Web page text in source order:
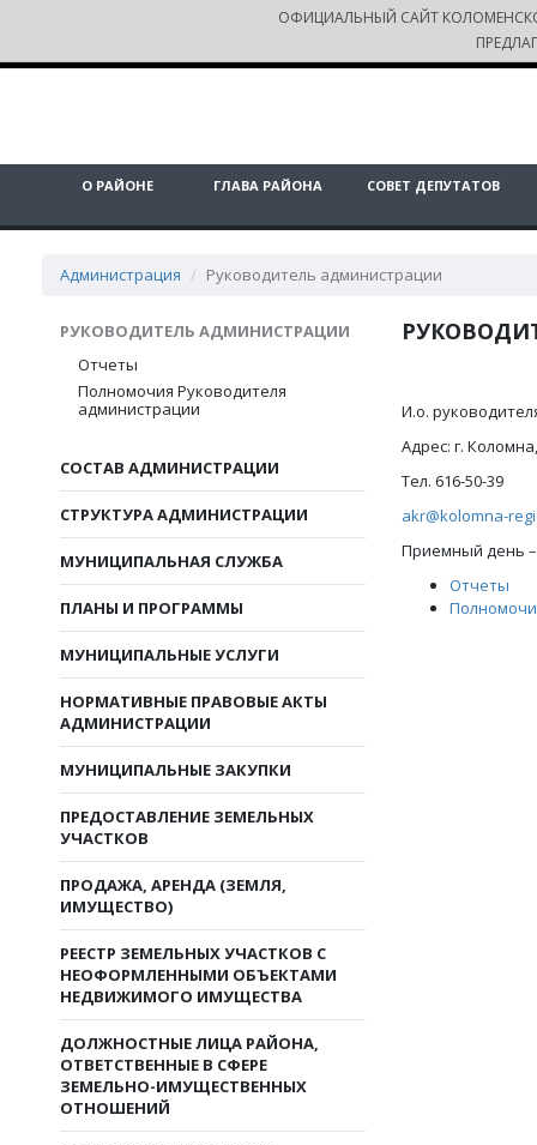
ОФИЦИАЛЬНЫЙ САЙТ
О РАЙОНЕ ГЛАВА РАЙОНА СОВЕТ ДЕПУТАТОВ
Администрация Руководитель администрации
РУКОВОДИТЕЛЬ АДМИНИСТРАЦИИ
Отчеты
Полномочия Руководителя
администрации
СОСТАВ АДМИНИСТРАЦИИ
СТРУКТУРА АДМИНИСТРАЦИИ
МУНИЦИПАЛЬНАЯ СЛУЖБА
ПЛАНЫ И ПРОГРАММЫ
МУНИЦИПАЛЬНЫЕ УСЛУГИ
НОРМАТИВНЫЕ ПРАВОВЫЕ АКТЫ
АДМИНИСТРАЦИИ
МУНИЦИПАЛЬНЫЕ ЗАКУПКИ
ПРЕДОСТАВЛЕНИЕ ЗЕМЕЛЬНЫХ
УЧАСТКОВ
ПРОДАЖА, АРЕНДА (ЗЕМЛЯ,
ИМУЩЕСТВО)
РЕЕСТР ЗЕМЕЛЬНЫХ УЧАСТКОВ С
НЕОФОРМЛЕННЫМИ ОБЪЕКТАМИ
НЕДВИЖИМОГО ИМУЩЕСТВА
ДОЛЖНОСТНЫЕ ЛИЦА РАЙОНА,
ОТВЕТСТВЕННЫЕ В СФЕРЕ
ЗЕМЕЛЬНО-ИМУЩЕСТВЕННЫХ
ОТНОШЕНИЙ
И.о.
Адрес: г.
Тел. 616-50-39
akr@kolomna-
Приемный день –
Отчеты